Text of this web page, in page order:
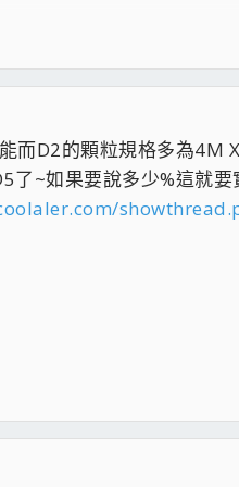
腦靜音小改造 [/FONT]
而D2的顆粒規格多為4M
~如果要說多少%這就